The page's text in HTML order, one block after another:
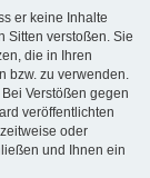
er keine Inhalte
Sitten verstoßen. Sie
die in Ihren
bzw. zu verwenden.
Verstößen gegen
veröffentlichten
oder
und Ihnen ein